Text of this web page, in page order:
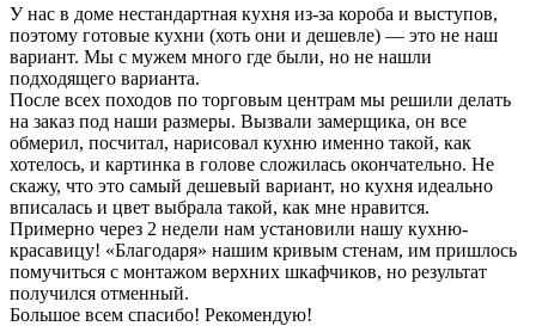
У нас в доме нестандартная кухня из-за короба и выступов,
поэтому готовые кухни (хоть они и дешевле) — это не наш
вариант. Мы с мужем много где были, но не нашли
подходящего варианта.
После всех походов по торговым центрам мы решили делать
на заказ под наши размеры. Вызвали замерщика, он все
обмерил, посчитал, нарисовал кухню именно такой, как
хотелось, и картинка в голове сложилась окончательно. Не
скажу, что это самый дешевый вариант, но кухня идеально
вписалась и цвет выбрала такой, как мне нравится.
Примерно через 2 недели нам установили нашу кухню-
красавицу! «Благодаря» нашим кривым стенам, им пришлось
помучиться с монтажом верхних шкафчиков, но результат
получился отменный.
Большое всем спасибо! Рекомендую!